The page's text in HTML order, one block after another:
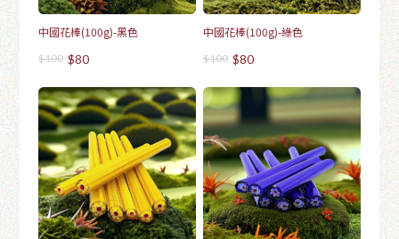
中國花棒(100g)-黑色
$100 $80
中國花棒(100g)-綠色
$100 $80